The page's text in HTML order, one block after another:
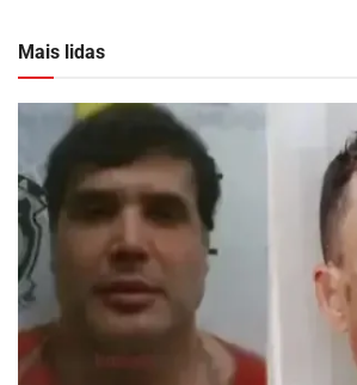
Mais lidas